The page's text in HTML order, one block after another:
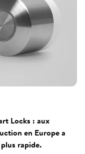
Locks : aux
en Europe a
rapide.